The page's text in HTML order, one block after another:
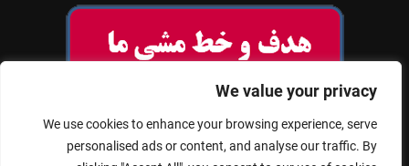
We value your privacy
We use cookies to enhance your browsing experience, serve
personalised ads or content, and analyse our traffic. By